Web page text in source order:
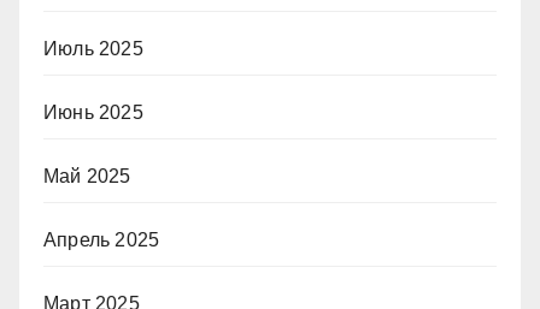
Июль 2025
Июнь 2025
Май 2025
Апрель 2025
Март 2025